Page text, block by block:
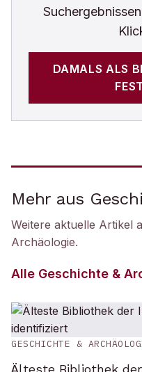
DAMALS ALS
Mehr aus
Weitere aktuelle Artikel
Archäologie.
Alle Geschichte &
GESCHICHTE &
Älteste Bibliothek